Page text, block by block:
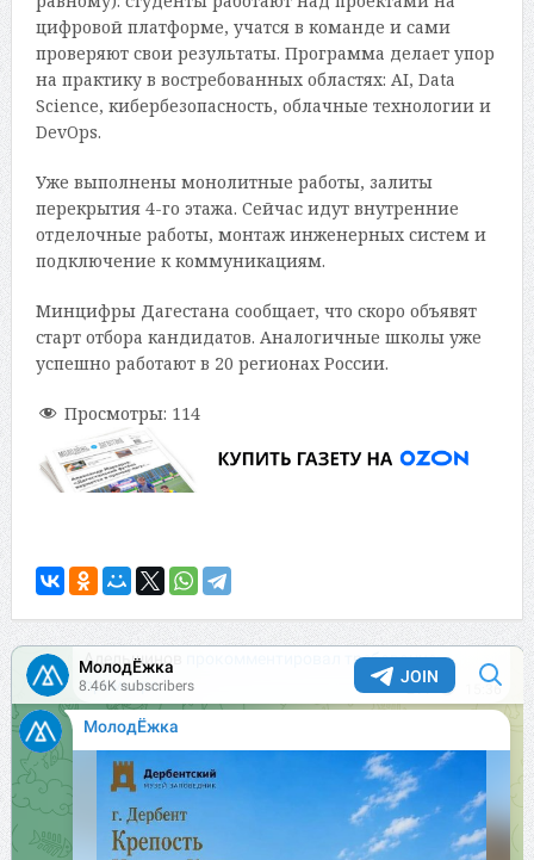
цифровой платформе, учатся в команде и сами
проверяют свои результаты. Программа делает упор
на практику в востребованных областях: AI, Data
Science, кибербезопасность, облачные технологии и
DevOps.
Уже выполнены монолитные работы, залиты
перекрытия 4-го этажа. Сейчас идут внутренние
отделочные работы, монтаж инженерных систем и
подключение к коммуникациям.
Минцифры Дагестана сообщает, что скоро объявят
старт отбора кандидатов. Аналогичные школы уже
успешно работают в 20 регионах России.
Просмотры: 114